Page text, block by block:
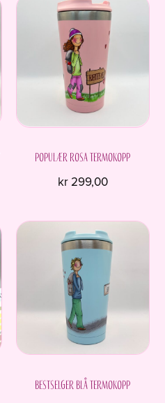
Populær rosa termokopp
kr299,00
Bestselger blå termokopp